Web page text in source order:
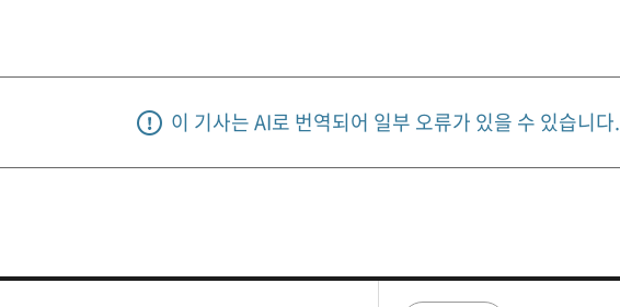
이 기사는 AI로 번역되어 일부 오류가 있을 수 있습니다.